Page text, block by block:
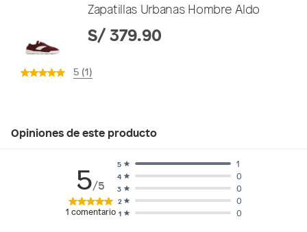
r
Zapatillas Urbanas Hombre Aldo
S/ 379.90
5 (1)
Opiniones de este producto
5/5
1 comentario 1 0
2 0
3 0
4 0
5 1